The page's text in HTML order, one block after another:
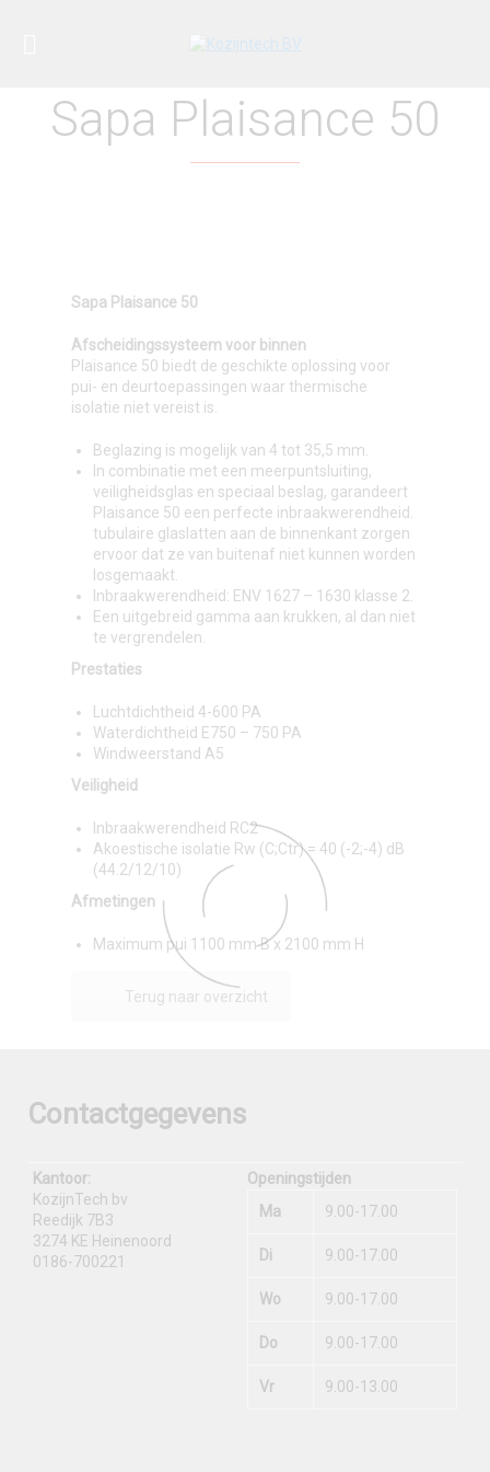
Sapa Plaisance 50
Sapa Plaisance 50
Afscheidingssysteem voor binnen
Plaisance 50 biedt de geschikte oplossing voor
pui- en deurtoepassingen waar thermische
isolatie niet vereist is.
Beglazing is mogelijk van 4 tot 35,5 mm.
In combinatie met een meerpuntsluiting,
veiligheidsglas en speciaal beslag, garandeert
Plaisance 50 een perfecte inbraakwerendheid.
tubulaire glaslatten aan de binnenkant zorgen
ervoor dat ze van buitenaf niet kunnen worden
losgemaakt.
Inbraakwerendheid: ENV 1627 – 1630 klasse 2.
Een uitgebreid gamma aan krukken, al dan niet
te vergrendelen.
Prestaties
Luchtdichtheid 4-600 PA
Waterdichtheid E750 – 750 PA
Windweerstand A5
Veiligheid
Inbraakwerendheid RC2
Akoestische isolatie Rw (C;Ctr) = 40 (-2;-4) dB
(44.2/12/10)
Afmetingen
Maximum pui 1100 mm B x 2100 mm H
Terug naar overzicht
Contactgegevens
Kantoor:
KozijnTech bv
Reedijk 7B3
3274 KE Heinenoord
0186-700221
Openingstijden
Ma
9.00-17.00
Di 9.00-17.00
Wo 9.00-17.00
Do 9.00-17.00
Vr 9.00-13.00